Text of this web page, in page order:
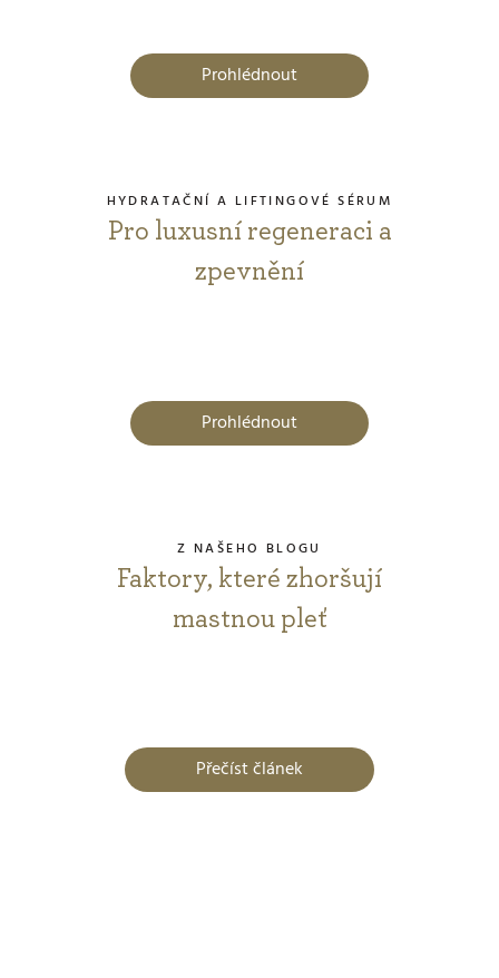
Prohlédnout
HYDRATAČNÍ A LIFTINGOVÉ SÉRUM
Pro luxusní regeneraci a
zpevnění
Prohlédnout
Z NAŠEHO BLOGU
Faktory, které zhoršují
mastnou pleť
Přečíst článek